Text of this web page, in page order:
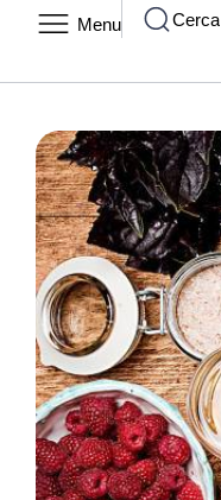
Menu Cerca